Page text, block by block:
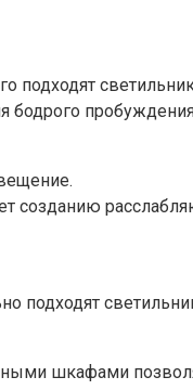
созданию
подходят
шкафами